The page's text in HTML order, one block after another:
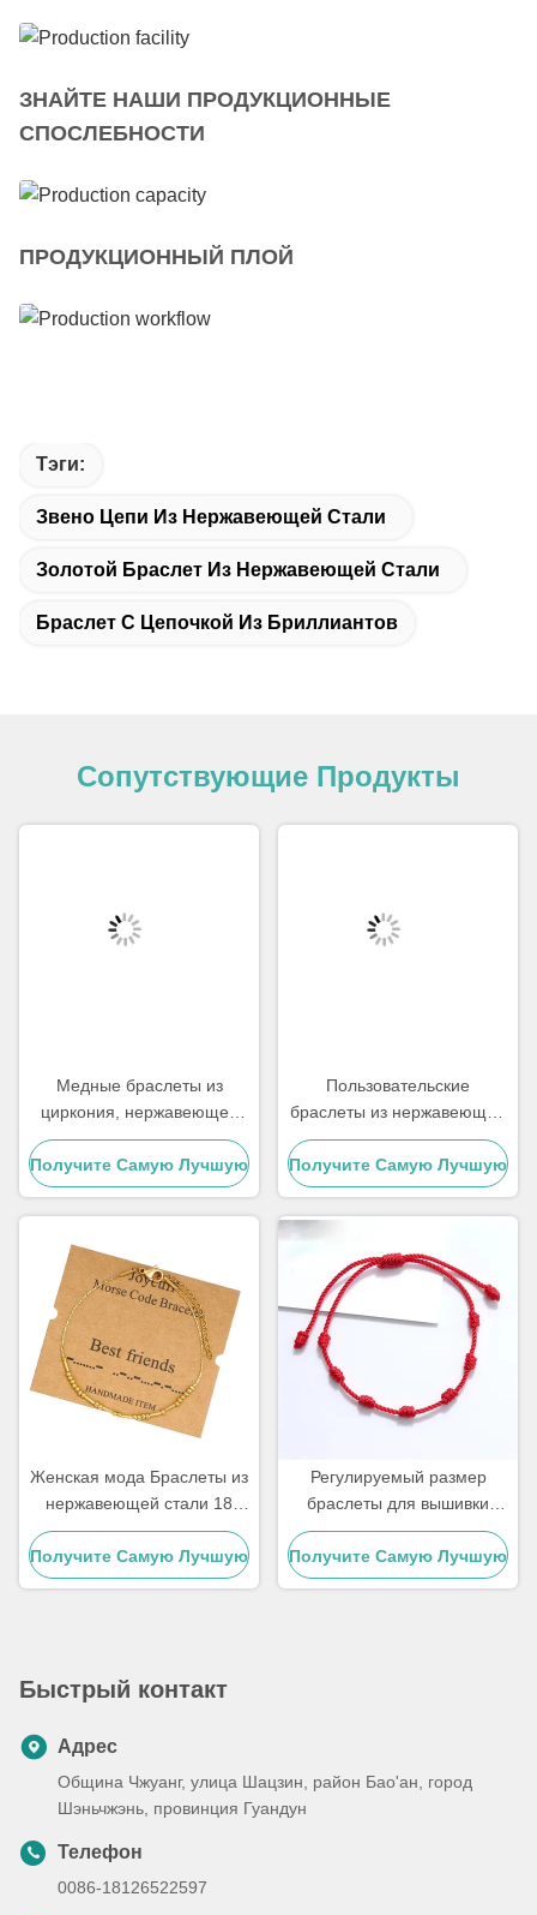
ЗНАЙТЕ НАШИ ПРОДУКЦИОННЫЕ
СПОСЛЕБНОСТИ
ПРОДУКЦИОННЫЙ ПЛОЙ
Тэги:
Звено Цепи Из Нержавеющей Стали
Золотой Браслет Из Нержавеющей Стали
Браслет С Цепочкой Из Бриллиантов
Сопутствующие Продукты
Медные браслеты из
циркония, нержавеющей
стали 18 карат, с золотым
покрытием и
бриллиантами, женский
браслет
Получите Самую Лучшую
Цену
Пользовательские
браслеты из нержавеющей
стали ручной работы,
подарок для пары, мужской
браслет с бусинами из
тигрового глаза
Получите Самую Лучшую
Цену
Женская мода Браслеты из
нержавеющей стали 18
карат Браслет с кодом
Морзе 21,5 см
Получите Самую Лучшую
Регулируемый размер
браслеты для вышивки
браслеты для вязания
браслеты для пары 15 - 30
см
Получите Самую Лучшую
Быстрый контакт
Адрес
Община Чжуанг, улица Шацзин, район Бао'ан, город
Шэньчжэнь, провинция Гуандун
Телефон
0086-18126522597